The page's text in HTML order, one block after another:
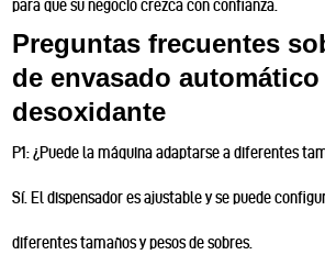
para que su negocio crezca con confianza.
Preguntas frecuentes
de envasado
desoxidante
P1: ¿Puede la máquina adaptarse a diferentes
Sí. El dispensador es ajustable y se puede
diferentes tamaños y pesos de sobres.